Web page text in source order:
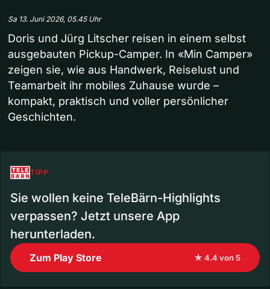
Sa 13. Juni 2026, 05.45 Uhr
Doris und Jürg Litscher reisen in einem selbst
ausgebauten Pickup-Camper. In «Min Camper»
zeigen sie, wie aus Handwerk, Reiselust und
Teamarbeit ihr mobiles Zuhause wurde –
kompakt, praktisch und voller persönlicher
Geschichten.
TIPP
Sie wollen keine TeleBärn-Highlights
verpassen? Jetzt unsere App
herunterladen.
Zum Play Store ★ 4.4 von 5